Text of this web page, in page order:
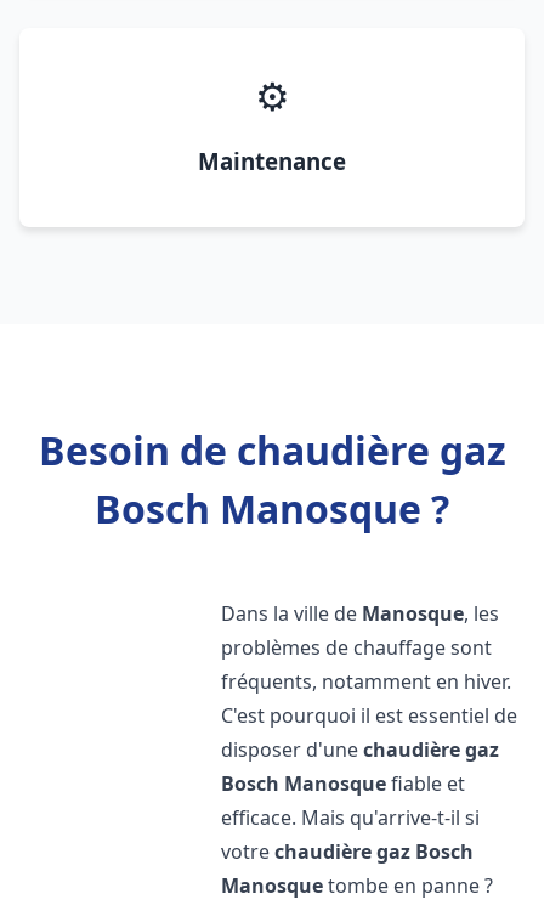
⚙️
Maintenance
Besoin de chaudière gaz
Bosch Manosque ?
Dans la ville de Manosque, les
problèmes de chauffage sont
fréquents, notamment en hiver.
C'est pourquoi il est essentiel de
disposer d'unechaudière gaz
Bosch Manosquefiable et
efficace. Mais qu'arrive-t-il si
votrechaudière gaz Bosch
Manosquetombe en panne ?